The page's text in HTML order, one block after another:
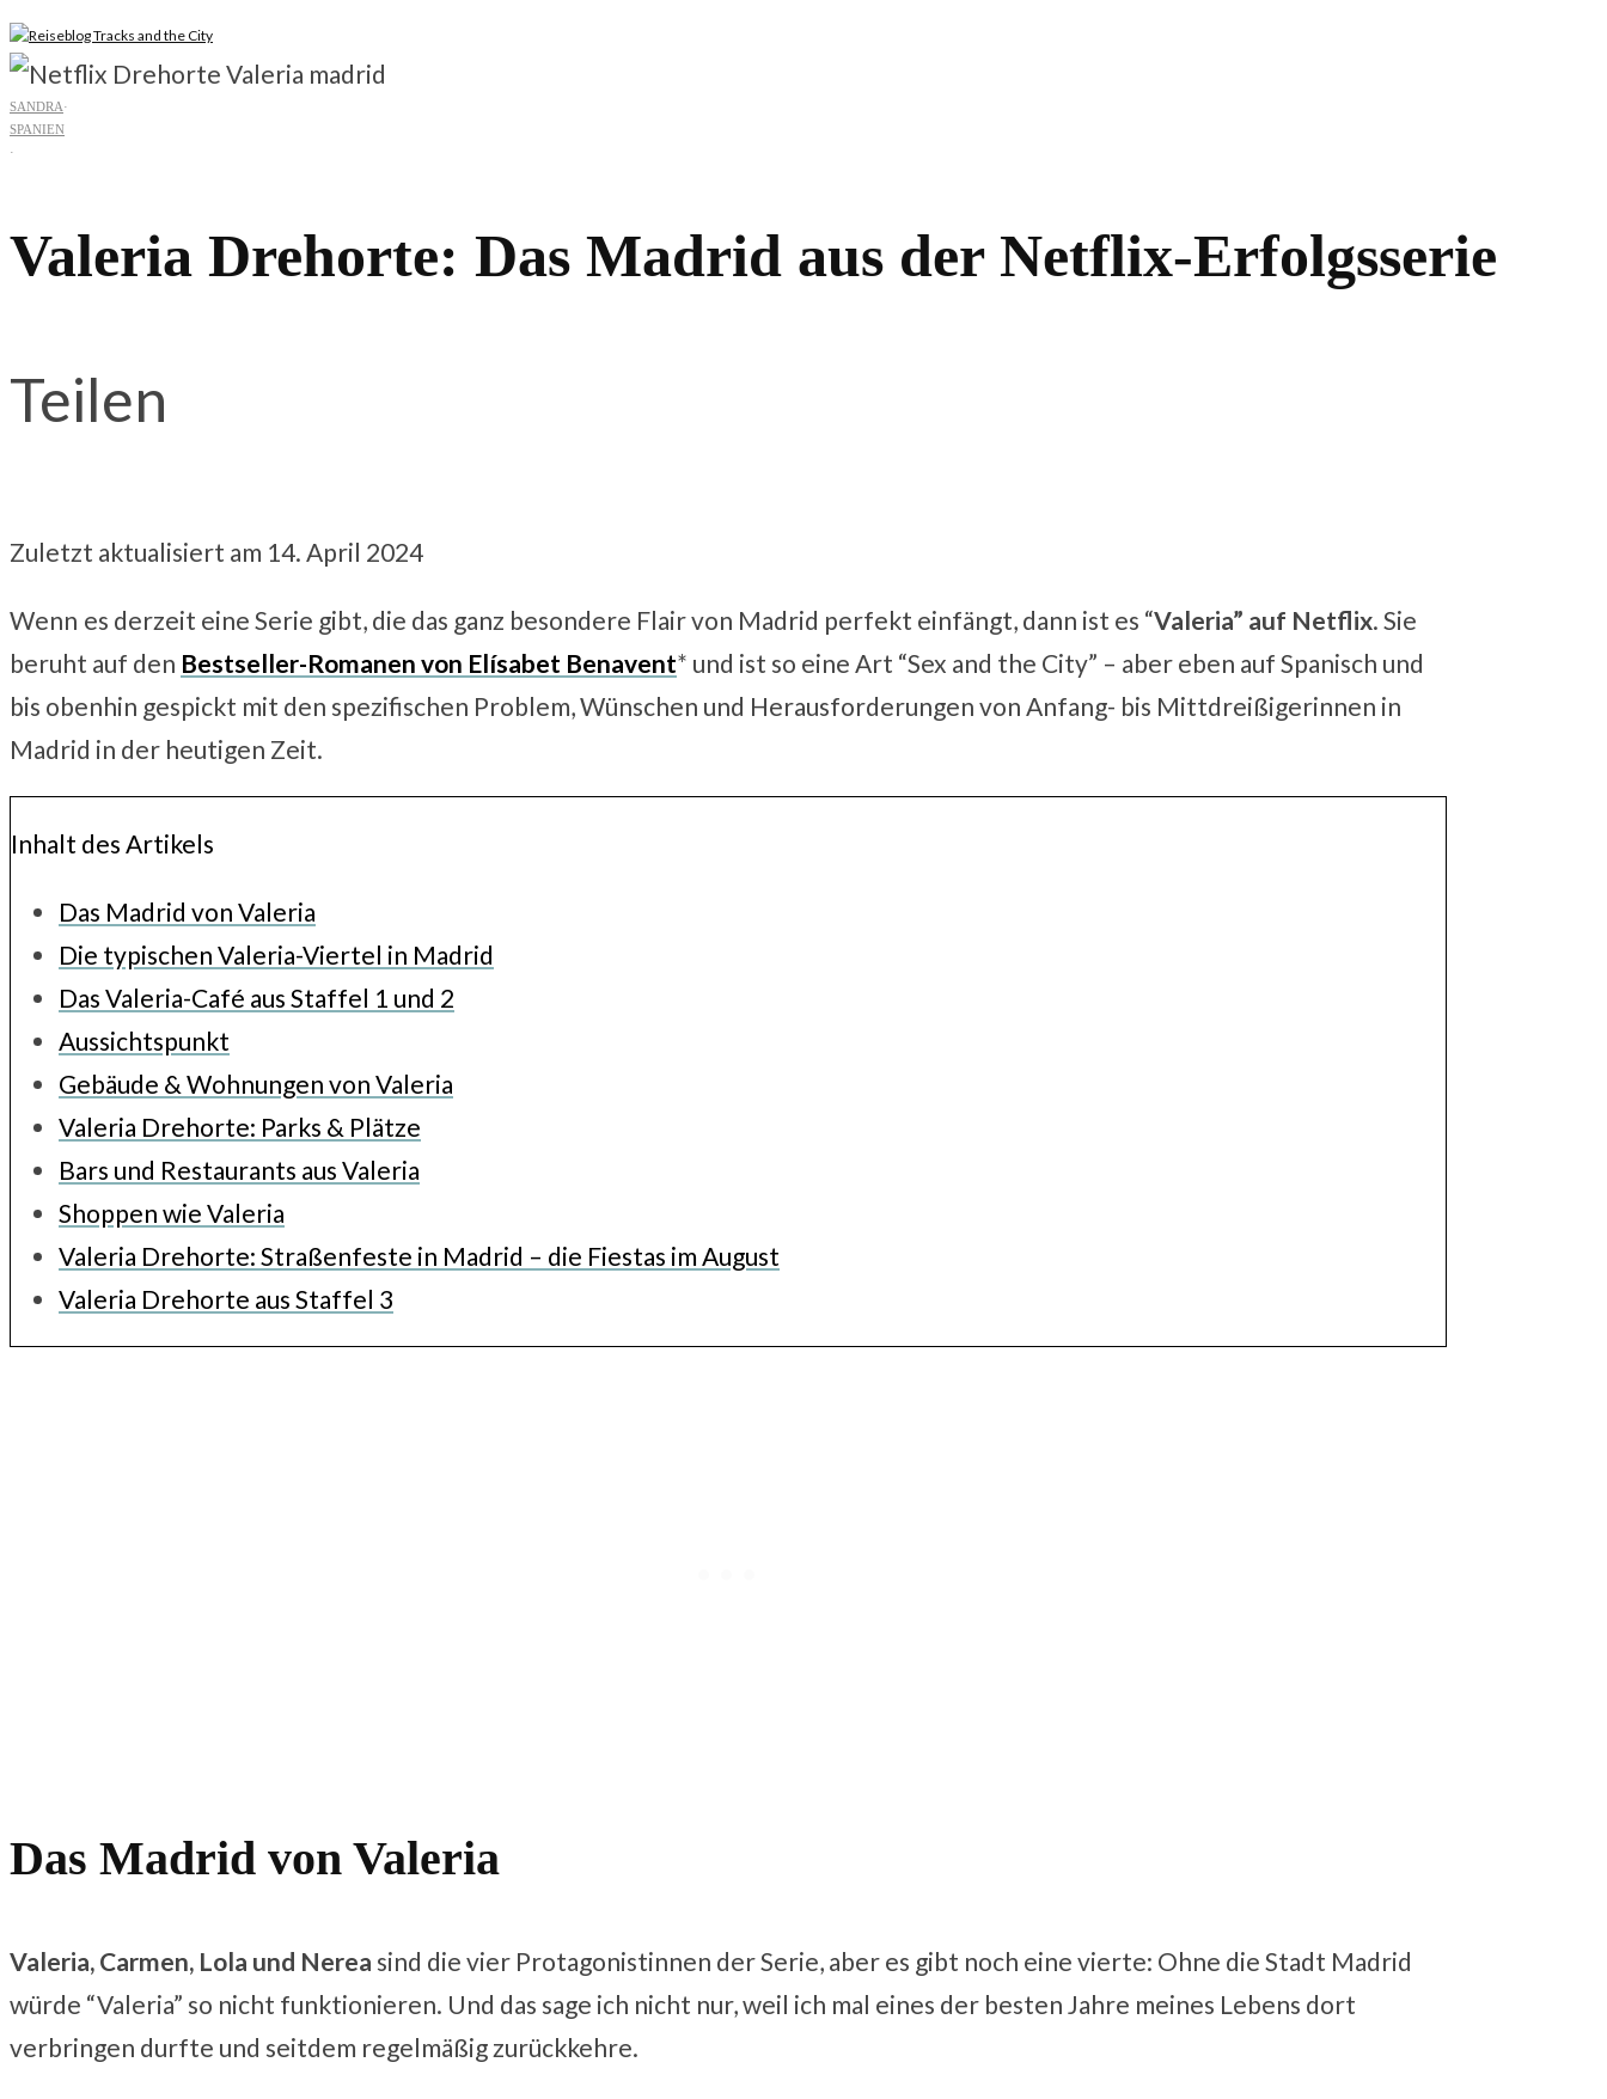
SANDRA·
SPANIEN
·
Valeria Drehorte: Das Madrid aus der Netflix-Erfolgsserie
Teilen
Zuletzt aktualisiert am 14. April 2024
Wenn es derzeit eine Serie gibt, die das ganz besondere Flair von Madrid perfekt einfängt, dann ist es “Valeria” auf Netflix. Sie
beruht auf den Bestseller-Romanen von Elísabet Benavent* und ist so eine Art “Sex and the City” – aber eben auf Spanisch und
bis obenhin gespickt mit den spezifischen Problem, Wünschen und Herausforderungen von Anfang- bis Mittdreißigerinnen in
Madrid in der heutigen Zeit.
Inhalt des Artikels
Das Madrid von Valeria
Die typischen Valeria-Viertel in Madrid
Das Valeria-Café aus Staffel 1 und 2
Aussichtspunkt
Gebäude & Wohnungen von Valeria
Valeria Drehorte: Parks & Plätze
Bars und Restaurants aus Valeria
Shoppen wie Valeria
Valeria Drehorte: Straßenfeste in Madrid – die Fiestas im August
Valeria Drehorte aus Staffel 3
Das Madrid von Valeria
Valeria, Carmen, Lola und Nerea sind die vier Protagonistinnen der Serie, aber es gibt noch eine vierte: Ohne die Stadt Madrid
würde “Valeria” so nicht funktionieren. Und das sage ich nicht nur, weil ich mal eines der besten Jahre meines Lebens dort
verbringen durfte und seitdem regelmäßig zurückkehre.